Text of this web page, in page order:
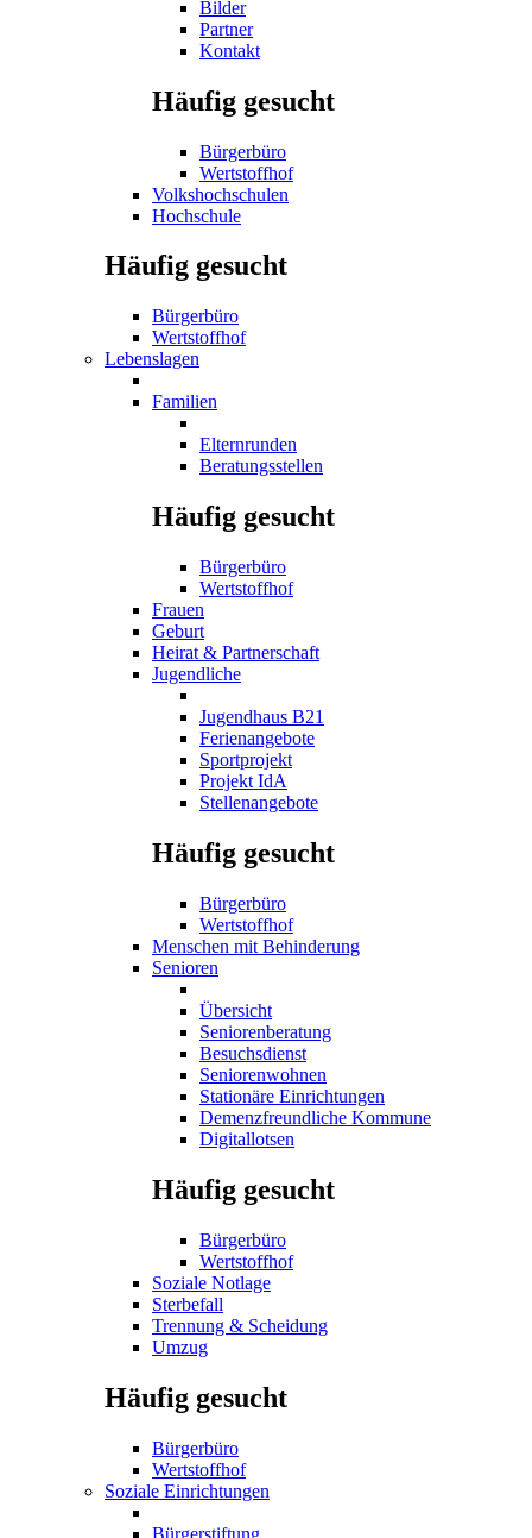
Bilder
Partner
Kontakt
Häufig gesucht
Bürgerbüro
Wertstoffhof
Volkshochschulen
Hochschule
Häufig gesucht
Bürgerbüro
Wertstoffhof
Lebenslagen
Familien
Elternrunden
Beratungsstellen
Häufig gesucht
Bürgerbüro
Wertstoffhof
Frauen
Geburt
Heirat & Partnerschaft
Jugendliche
Jugendhaus B21
Ferienangebote
Sportprojekt
Projekt IdA
Stellenangebote
Häufig gesucht
Bürgerbüro
Wertstoffhof
Menschen mit Behinderung
Senioren
Übersicht
Seniorenberatung
Besuchsdienst
Seniorenwohnen
Stationäre Einrichtungen
Demenzfreundliche Kommune
Digitallotsen
Häufig gesucht
Bürgerbüro
Wertstoffhof
Soziale Notlage
Sterbefall
Trennung & Scheidung
Umzug
Häufig gesucht
Bürgerbüro
Wertstoffhof
Soziale Einrichtungen
Bürgerstiftung